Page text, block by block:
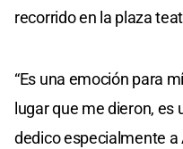
recorrido en la plaza
“Es una emoción para
lugar que me dieron, es
dedico especialmente a